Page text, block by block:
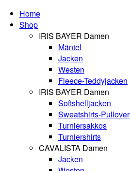
Home
Shop
IRIS BAYER Damen
Mäntel
Jacken
Westen
Fleece-Teddyjacken
IRIS BAYER Damen
Softshelljacken
Sweatshirts-Pullover
Turniersakkos
Turniershirts
CAVALISTA Damen
Jacken